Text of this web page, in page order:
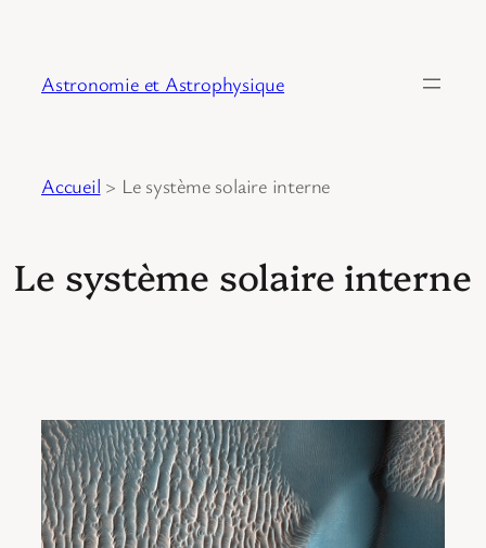
Astronomie et Astrophysique
Accueil > Le système solaire interne
Le système solaire interne